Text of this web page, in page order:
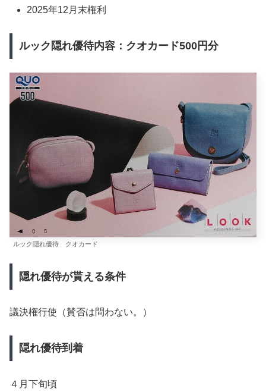
2025年12月末権利
ルック隠れ優待内容：クオカード500円分
ルック隠れ優待 クオカード
隠れ優待が貰える条件
議決権行使（賛否は問わない。）
隠れ優待到着
４月下旬頃